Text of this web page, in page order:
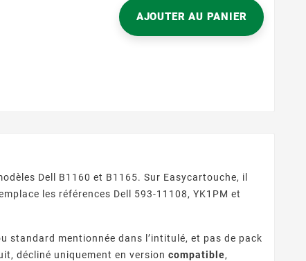
manière fluide
AJOUTER AU PANIER
Dell B1160 et B1165. Sur Easycartouche, il
les références Dell 593-11108, YK1PM et
standard mentionnée dans l’intitulé, et pas de pack
décliné uniquement en versioncompatible,